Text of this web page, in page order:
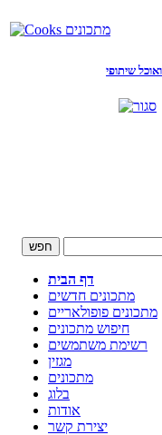
שיתופי
דף הבית
מתכונים חדשים
מתכונים פופולאריים
חיפוש מתכונים
רשימת משתמשים
מגזין
מתכונים
בלוג
אודות
יצירת קשר